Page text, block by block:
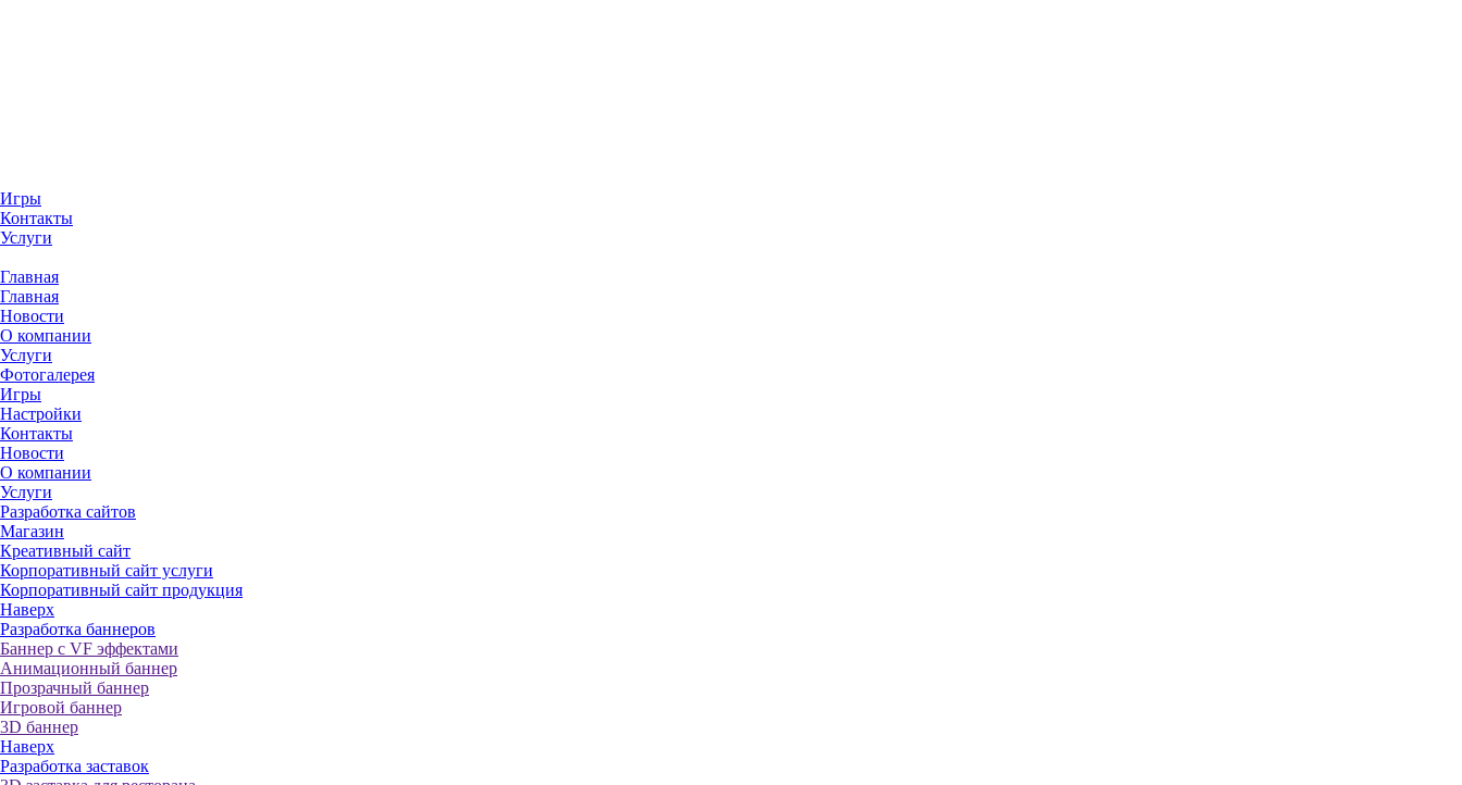
Игры
Контакты
Услуги
Главная
Главная
Новости
О компании
Услуги
Фотогалерея
Игры
Наcтройки
Контакты
Новости
О компании
Услуги
Разработка сайтов
Магазин
Креативный сайт
Корпоративный сайт услуги
Корпоративный сайт продукция
Наверх
Разработка баннеров
Баннер с VF эффектами
Анимационный баннер
Прозрачный баннер
Игровой баннер
3D баннер
Наверх
Разработка заставок